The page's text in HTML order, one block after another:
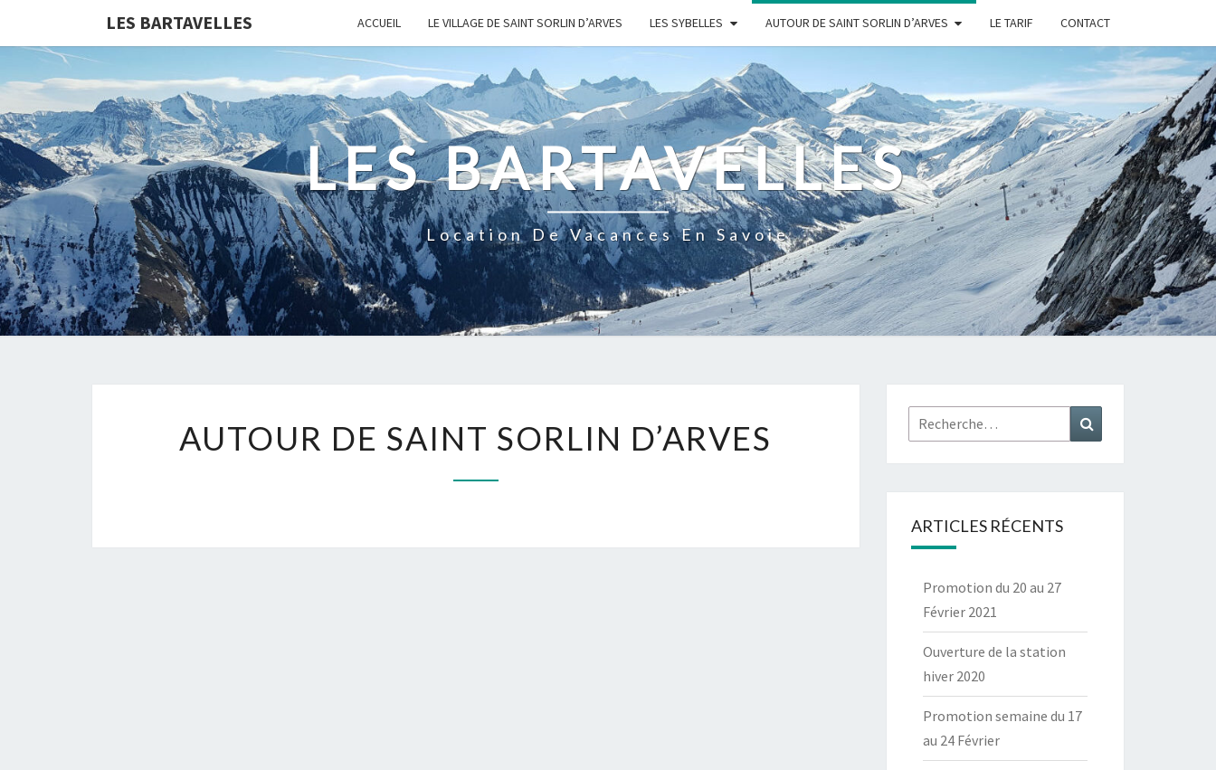
LES BARTAVELLES ACCUEIL LE VILLAGE DE SAINT SORLIN D’ARVES LES SYBELLES AUTOUR DE SAINT SORLIN D’ARVES LE TARIF CONTACT
LES BARTAVELLES
Location De Vacances En Savoie
AUTOUR DE SAINT SORLIN D’ARVES
Rechercher :
ARTICLES RÉCENTS
Promotion du 20 au 27
Février 2021
Ouverture de la station
hiver 2020
Promotion semaine du 17
au 24 Février